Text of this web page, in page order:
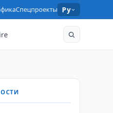
Спецпроекты Ру